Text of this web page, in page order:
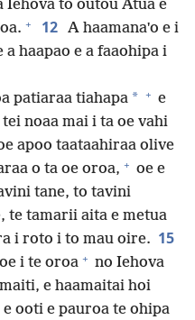
to outou Atua e
+ 12 A haamanaˈo e i
a haapao e a faaohipa i
patiaraa tiahapa * + e
noaa mai i ta oe vahi
apoo taataahiraa olive
o ta oe oroa, + oe e
tane, to tavini
te tamarii aita e metua
i roto i to mau oire. 15
i te oroa + no Iehova
e haamaitai hoi
ooti e pauroa te ohipa